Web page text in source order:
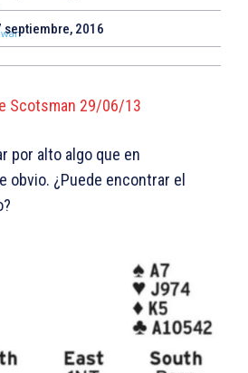
septiembre, 2016
Scotsman 29/06/13
por alto algo que en
obvio. ¿Puede encontrar el